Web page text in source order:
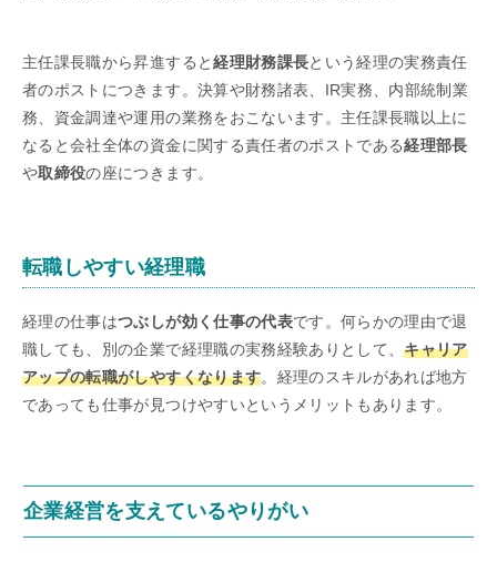
主任課長職から昇進すると経理財務課長という経理の実務責任
者のポストにつきます。決算や財務諸表、IR実務、内部統制業
務、資金調達や運用の業務をおこないます。主任課長職以上に
なると会社全体の資金に関する責任者のポストである経理部長
や取締役の座につきます。
転職しやすい経理職
経理の仕事はつぶしが効く仕事の代表です。何らかの理由で退
職しても、別の企業で経理職の実務経験ありとして、キャリア
アップの転職がしやすくなります。経理のスキルがあれば地方
であっても仕事が見つけやすいというメリットもあります。
企業経営を支えているやりがい